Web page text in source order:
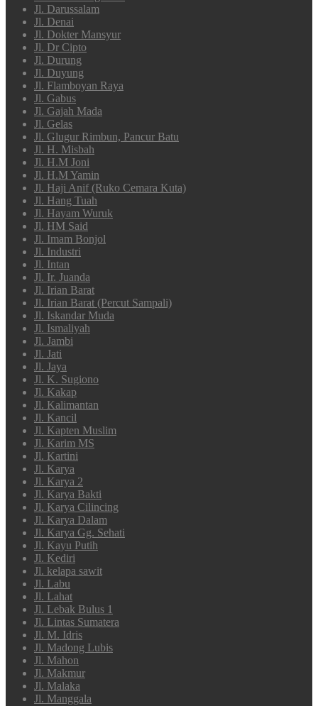
Jl. Darussalam
Jl. Denai
Jl. Dokter Mansyur
Jl. Dr Cipto
Jl. Durung
Jl. Duyung
Jl. Flamboyan Raya
Jl. Gabus
Jl. Gajah Mada
Jl. Gelas
Jl. Glugur Rimbun, Pancur Batu
Jl. H. Misbah
Jl. H.M Joni
Jl. H.M Yamin
Jl. Haji Anif (Ruko Cemara Kuta)
Jl. Hang Tuah
Jl. Hayam Wuruk
Jl. HM Said
Jl. Imam Bonjol
Jl. Industri
Jl. Intan
Jl. Ir. Juanda
Jl. Irian Barat
Jl. Irian Barat (Percut Sampali)
Jl. Iskandar Muda
Jl. Ismaliyah
Jl. Jambi
Jl. Jati
Jl. Jaya
Jl. K. Sugiono
Jl. Kakap
Jl. Kalimantan
Jl. Kancil
Jl. Kapten Muslim
Jl. Karim MS
Jl. Kartini
Jl. Karya
Jl. Karya 2
Jl. Karya Bakti
Jl. Karya Cilincing
Jl. Karya Dalam
Jl. Karya Gg. Sehati
Jl. Kayu Putih
Jl. Kediri
Jl. kelapa sawit
Jl. Labu
Jl. Lahat
Jl. Lebak Bulus 1
Jl. Lintas Sumatera
Jl. M. Idris
Jl. Madong Lubis
Jl. Mahon
Jl. Makmur
Jl. Malaka
Jl. Manggala